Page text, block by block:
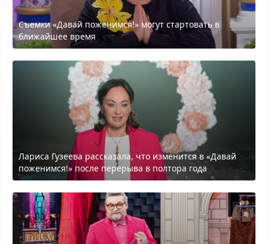
Съемки «Давай поженимся!» могут стартовать в
ближайшее время
Лариса Гузеева рассказала, что изменится в «Давай
поженимся!» после перерыва в полтора года